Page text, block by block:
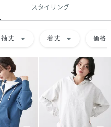
スタイリング
袖丈 arrow_drop_down 着丈 arrow_drop_down 価格